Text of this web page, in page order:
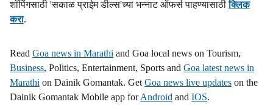
शॉपिंगसाठी 'सकाळ प्राईम डील्स'च्या भन्नाट ऑफर्स पाहण्यासाठीक्लिक
करा.
Read Goa news in Marathi and Goa local news on Tourism,
Business, Politics, Entertainment, Sports and Goa latest news in
Marathi on Dainik Gomantak. Get Goa news live updates on the
Dainik Gomantak Mobile app forAndroid and IOS.